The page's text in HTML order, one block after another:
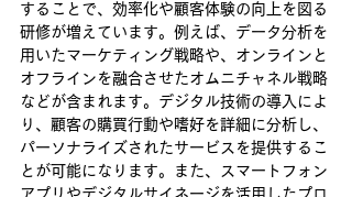
することで、効率化や顧客体験の向上を図る
研修が増えています。例えば、データ分析を
用いたマーケティング戦略や、オンラインと
オフラインを融合させたオムニチャネル戦略
などが含まれます。デジタル技術の導入によ
り、顧客の購買行動や嗜好を詳細に分析し、
パーソナライズされたサービスを提供するこ
とが可能になります。また、スマートフォン
アプリやデジタルサイネージを活用したプロ